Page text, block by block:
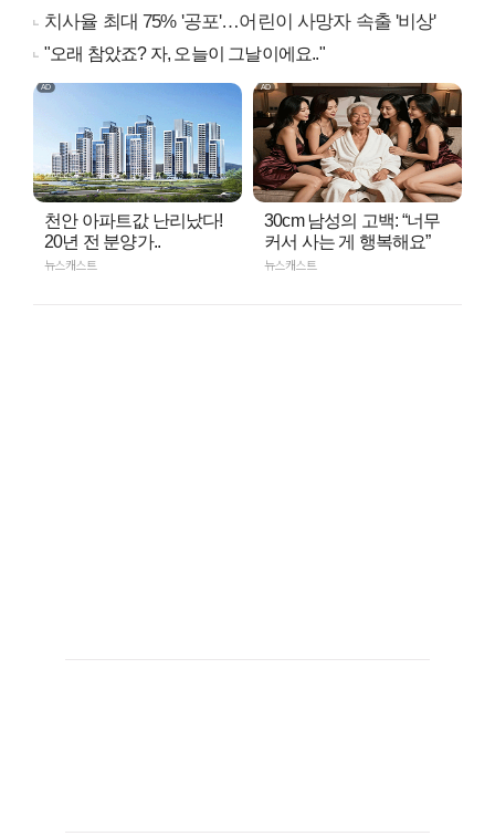
치사율 최대 75% '공포'…어린이 사망자 속출 '비상'
"오래 참았죠? 자, 오늘이 그날이에요.."
천안 아파트값 난리났다!
20년 전 분양가..
뉴스캐스트
30cm 남성의 고백: “너무
커서 사는 게 행복해요”
뉴스캐스트